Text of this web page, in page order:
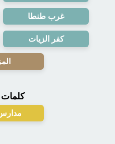
غرب طنطا
كفر الزيات
كلمات